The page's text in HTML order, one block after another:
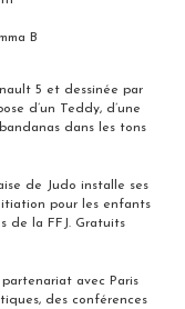
B
5 et dessinée par
d’un Teddy, d’une
dans les tons
de Judo installe ses
pour les enfants
de la FFJ. Gratuits
partenariat avec Paris
des conférences